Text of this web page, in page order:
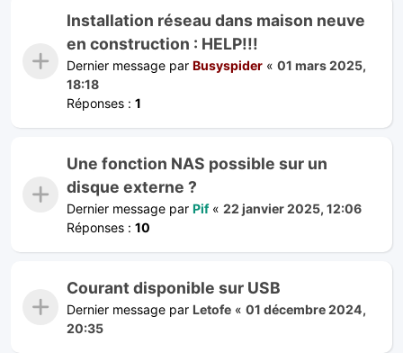
Installation réseau dans maison neuve
en construction : HELP!!!
Dernier message par Busyspider « 01 mars 2025,
18:18
Réponses : 1
Une fonction NAS possible sur un
disque externe ?
Dernier message par Pif« 22 janvier 2025, 12:06
Réponses : 10
Courant disponible sur USB
Dernier message par Letofe « 01 décembre 2024,
20:35